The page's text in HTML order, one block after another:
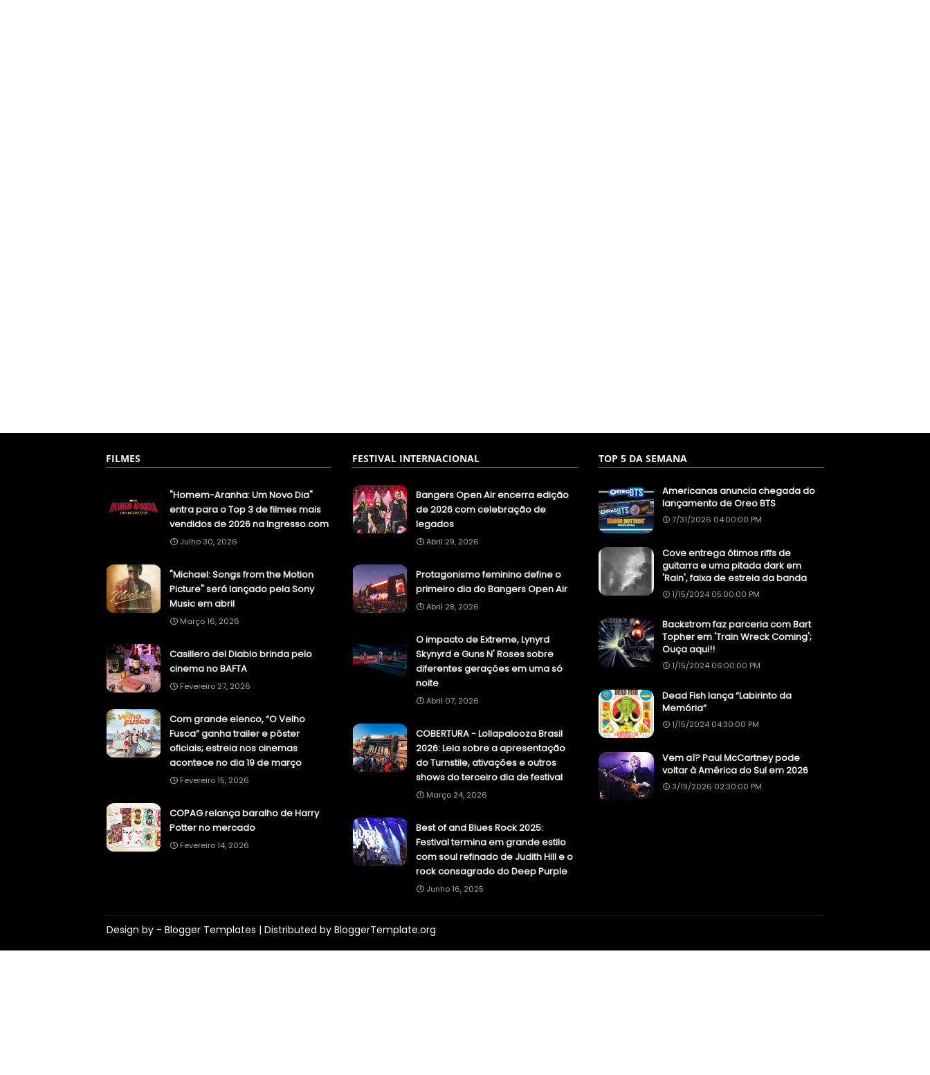
FILMES
"Homem-Aranha: Um Novo Dia"
entra para o Top 3 de filmes mais
vendidos de 2026 na Ingresso.com
Julho 30, 2026
"Michael: Songs from the Motion
Picture" será lançado pela Sony
Music em abril
Março 16, 2026
Casillero del Diablo brinda pelo
cinema no BAFTA
Fevereiro 27, 2026
Com grande elenco, “O Velho
Fusca” ganha trailer e pôster
oficiais; estreia nos cinemas
acontece no dia 19 de março
Fevereiro 15, 2026
COPAG relança baralho de Harry
Potter no mercado
Fevereiro 14, 2026
FESTIVAL INTERNACIONAL
Bangers Open Air encerra edição
de 2026 com celebração de
legados
Abril 29, 2026
Protagonismo feminino define o
primeiro dia do Bangers Open Air
Abril 28, 2026
O impacto de Extreme, Lynyrd
Skynyrd e Guns N' Roses sobre
diferentes gerações em uma só
noite
Abril 07, 2026
COBERTURA - Lollapalooza Brasil
2026: Leia sobre a apresentação
do Turnstile, ativações e outros
shows do terceiro dia de festival
Março 24, 2026
Best of and Blues Rock 2025:
Festival termina em grande estilo
com soul refinado de Judith Hill e o
rock consagrado do Deep Purple
Junho 16, 2025
TOP 5 DA SEMANA
Americanas anuncia chegada do
lançamento de Oreo BTS
7/31/2026 04:00:00 PM
Cove entrega ótimos riffs de
guitarra e uma pitada dark em
'Rain', faixa de estreia da banda
1/15/2024 05:00:00 PM
Backstrom faz parceria com Bart
Topher em 'Train Wreck Coming';
Ouça aqui!!
1/15/2024 06:00:00 PM
Dead Fish lança “Labirinto da
Memória”
1/15/2024 04:30:00 PM
Vem aí? Paul McCartney pode
voltar à América do Sul em 2026
3/19/2026 02:30:00 PM
Design by - Blogger Templates | Distributed by BloggerTemplate.org